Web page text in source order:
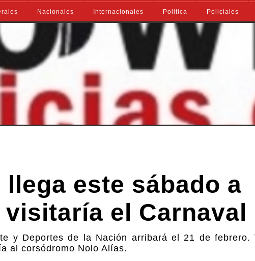
Nacionales Internacionales Politica Policiales
este sábado a
el Carnaval
y Deportes de la Nación arribará el 21 de febrero.
al corsódromo Nolo Alías.